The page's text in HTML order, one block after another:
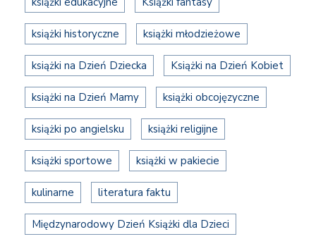
książki historyczne książki młodzieżowe
książki na Dzień Dziecka Książki na Dzień Kobiet
książki na Dzień Mamy książki obcojęzyczne
książki po angielsku książki religijne
książki sportowe książki w pakiecie
kulinarne literatura faktu
Międzynarodowy Dzień Książki dla Dzieci